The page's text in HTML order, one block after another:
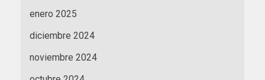
enero 2025
diciembre 2024
noviembre 2024